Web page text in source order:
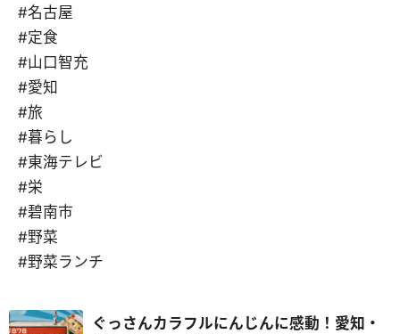
#名古屋
#定食
#山口智充
#愛知
#旅
#暮らし
#東海テレビ
#栄
#碧南市
#野菜
#野菜ランチ
ぐっさんカラフルにんじんに感動！愛知・